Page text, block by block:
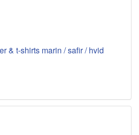
& t-shirts marin / safir / hvid